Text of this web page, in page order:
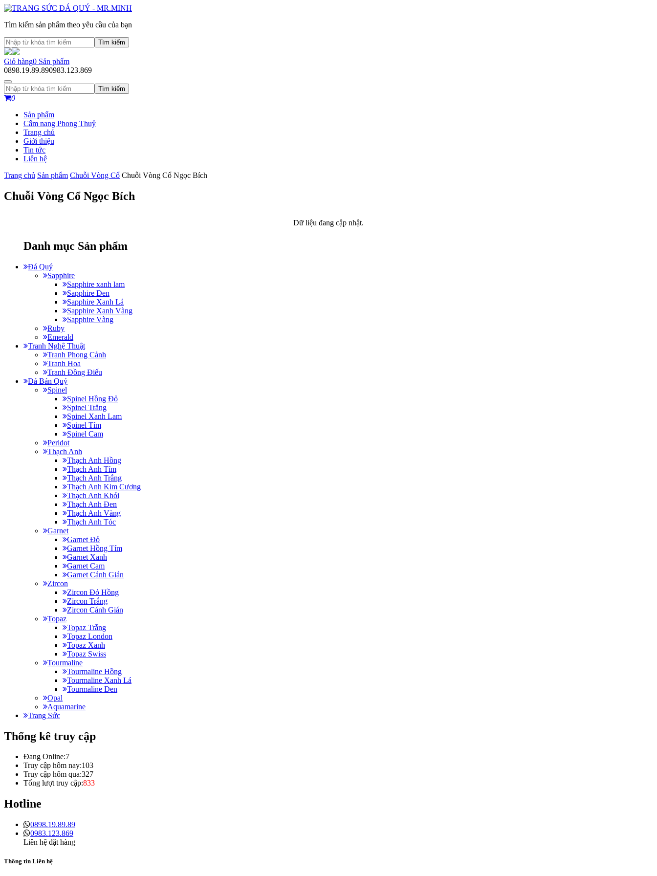
Tìm kiếm sản phẩm theo yêu cầu của bạn
Tìm kiếm
Giỏ hàng0 Sản phẩm
0898.19.89.890983.123.869
Tìm kiếm
0
Sản phẩm
Cẩm nang Phong Thuỷ
Trang chủ
Giới thiệu
Tin tức
Liên hệ
Trang chủ Sản phẩm Chuỗi Vòng Cổ Chuỗi Vòng Cổ Ngọc Bích
Chuỗi Vòng Cổ Ngọc Bích
Dữ liệu đang cập nhật.
Danh mục Sản phẩm
Đá Quý
Sapphire
Sapphire xanh lam
Sapphire Đen
Sapphire Xanh Lá
Sapphire Xanh Vàng
Sapphire Vàng
Ruby
Emerald
Tranh Nghệ Thuật
Tranh Phong Cảnh
Tranh Hoa
Tranh Đồng Điếu
Đá Bán Quý
Spinel
Spinel Hồng Đỏ
Spinel Trắng
Spinel Xanh Lam
Spinel Tím
Spinel Cam
Peridot
Thạch Anh
Thạch Anh Hồng
Thạch Anh Tím
Thạch Anh Trắng
Thạch Anh Kim Cương
Thạch Anh Khói
Thạch Anh Đen
Thạch Anh Vàng
Thạch Anh Tóc
Garnet
Garnet Đỏ
Garnet Hồng Tím
Garnet Xanh
Garnet Cam
Garnet Cánh Gián
Zircon
Zircon Đỏ Hồng
Zircon Trắng
Zircon Cánh Gián
Topaz
Topaz Trắng
Topaz London
Topaz Xanh
Topaz Swiss
Tourmaline
Tourmaline Hồng
Tourmaline Xanh Lá
Tourmaline Đen
Opal
Aquamarine
Trang Sức
Thống kê truy cập
Đang Online:7
Truy cập hôm nay:103
Truy cập hôm qua:327
Tổng lượt truy cập:833
Hotline
0898.19.89.89
0983.123.869
Liên hệ đặt hàng
Thông tin Liên hệ